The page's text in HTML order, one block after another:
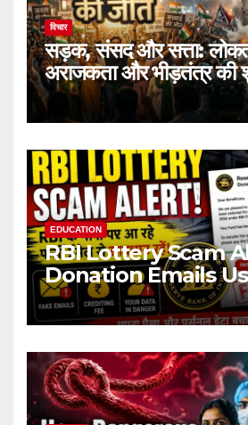
विचार
सड़क, संसद और सत्ता:
अराजकता और भीड़तंत्र
EDUCATION
RBI Lottery Scam
Donation Emails
Name Target